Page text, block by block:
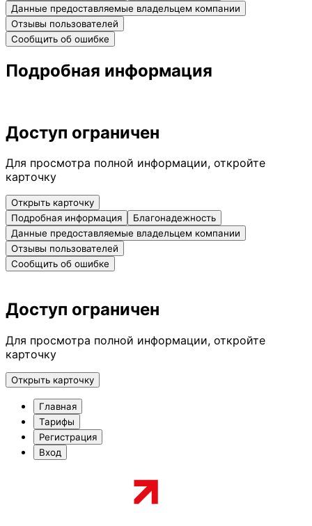
Данные предоставляемые владельцем компании
Отзывы пользователей
Сообщить об ошибке
Подробная информация
Доступ ограничен
Для просмотра полной информации, откройте
карточку
Открыть карточку
Подробная информация
Благонадежность
Данные предоставляемые владельцем компании
Отзывы пользователей
Сообщить об ошибке
Доступ ограничен
Для просмотра полной информации, откройте
карточку
Открыть карточку
Главная
Тарифы
Регистрация
Вход